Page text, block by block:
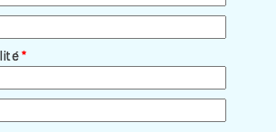
*
*